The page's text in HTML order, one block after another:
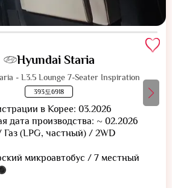
Hyundai Staria
- L3.5 Lounge 7-Seater Inspiration
393도6918
в Корее: 03.2026
дата производства: ~ 02.2026
Газ (LPG, частный) / 2WD
микроавтобус / 7 местный